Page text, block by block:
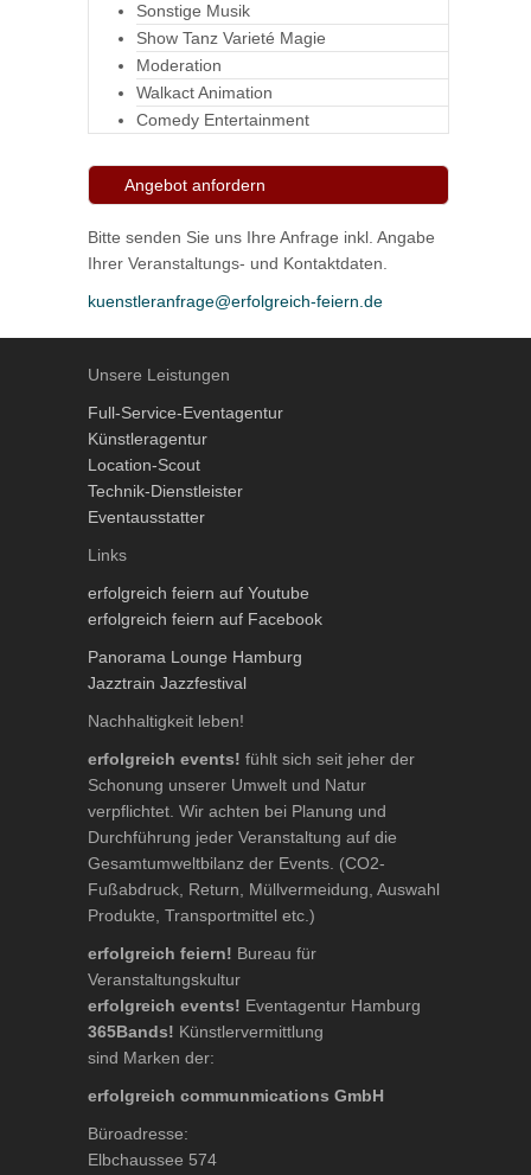
Sonstige Musik
Show Tanz Varieté Magie
Moderation
Walkact Animation
Comedy Entertainment
Angebot anfordern
Bitte senden Sie uns Ihre Anfrage inkl. Angabe
Ihrer Veranstaltungs- und Kontaktdaten.
kuenstleranfrage@erfolgreich-feiern.de
Unsere Leistungen
Full-Service-Eventagentur
Künstleragentur
Location-Scout
Technik-Dienstleister
Eventausstatter
Links
erfolgreich feiern auf Youtube
erfolgreich feiern auf Facebook
Panorama Lounge Hamburg
Jazztrain Jazzfestival
Nachhaltigkeit leben!
erfolgreich events! fühlt sich seit jeher der
Schonung unserer Umwelt und Natur
verpflichtet. Wir achten bei Planung und
Durchführung jeder Veranstaltung auf die
Gesamtumweltbilanz der Events. (CO2-
Fußabdruck, Return, Müllvermeidung, Auswahl
Produkte, Transportmittel etc.)
erfolgreich feiern! Bureau für
Veranstaltungskultur
erfolgreich events! Eventagentur Hamburg
365Bands! Künstlervermittlung
sind Marken der:
erfolgreich communmications GmbH
Büroadresse:
Elbchaussee 574